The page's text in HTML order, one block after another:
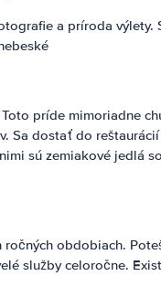
a príroda
príde mimoriadne
dostať do
sú zemiakové jedlá
obdobiach.
služby celoročne.